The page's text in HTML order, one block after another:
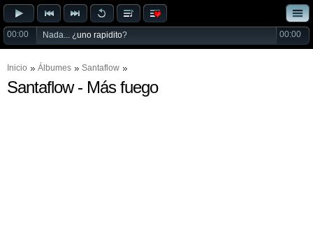
00:00 Nada... ¿uno rapidito? 00:00
Inicio Álbumes Santaflow
Santaflow - Más fuego